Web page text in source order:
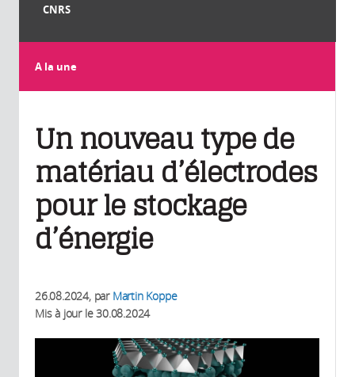
CNRS
A la une
Un nouveau type de
matériau d’électrodes
pour le stockage
d’énergie
26.08.2024, par Martin Koppe
Mis à jour le30.08.2024